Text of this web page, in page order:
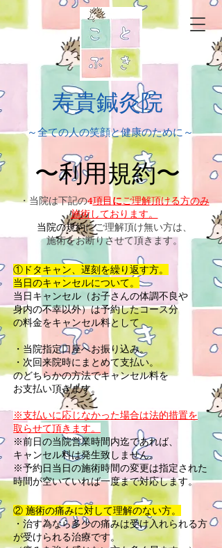
​寿貴鍼灸院
​～全ての人の笑顔と健康のために～
​〜利用規約〜
・当院は下記の4項目にご理解頂ける方のみ
施術しております。
当院の規約にご理解頂け無い方は、
施術をお断りさせて頂きます。
①ドタキャン、遅刻を繰り返す方。
​当日のキャンセルについて。
当日キャンセル（お子さんの体調不良や
身内の不幸以外）は予約したコース分
の料金をキャンセル料として
・当院指定口座へお振り込み。
・次回来院時にまとめて支払い。
のどちらかの方法でキャンセル料を
お支払い頂きます。
※支払いに応じなかった場合は法的措置を
取らせて頂きます。
​※前日の当院営業時間内迄であれば、
キャンセル料は発生致しません。
※予約日当日の施術時間の変更は指定された
時間が空いていれば一度まで対応します。
② 施術の痛みに対して理解のない方。
・治す為なら多少の痛みは受け入れられる方
が受けられる治療です。